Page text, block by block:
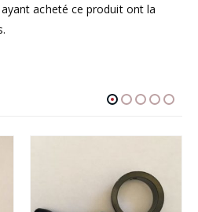
acheté ce produit ont la